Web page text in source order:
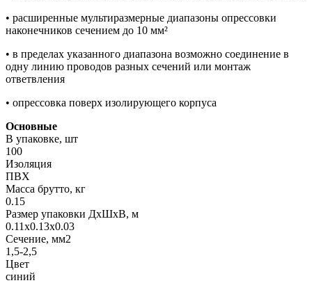
• расширенные мультиразмерные диапазоны опрессовки
наконечников сечением до 10 мм²
• в пределах указанного диапазона возможно соединение в
одну линию проводов разных сечений или монтаж
ответвления
• опрессовка поверх изолирующего корпуса
Основные
В упаковке, шт
100
Изоляция
ПВХ
Масса брутто, кг
0.15
Размер упаковки ДхШхВ, м
0.11x0.13x0.03
Сечение, мм2
1,5-2,5
Цвет
синий